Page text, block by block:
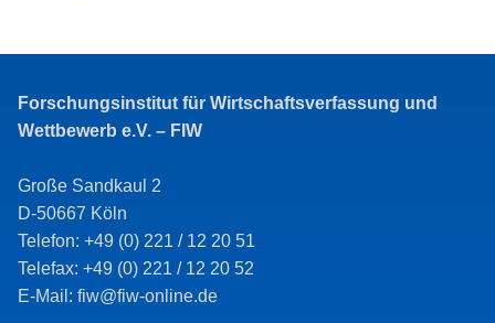
Forschungsinstitut für Wirtschaftsverfassung und
Wettbewerb e.V. – FIW
Große Sandkaul 2
D-50667 Köln
Telefon: +49 (0) 221 / 12 20 51
Telefax: +49 (0) 221 / 12 20 52
E-Mail: fiw@fiw-online.de